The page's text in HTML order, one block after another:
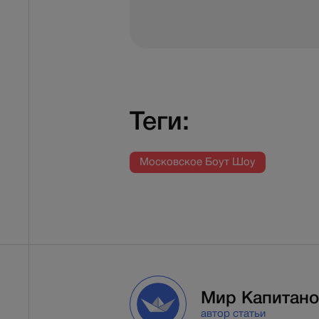
Теги:
Московское Боут Шоу
Мир
автор статьи